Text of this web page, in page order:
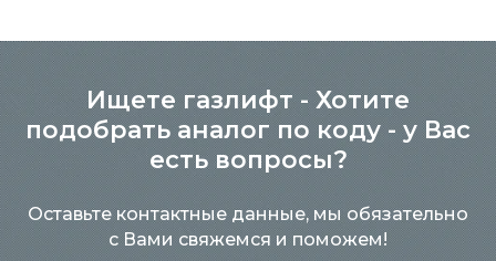
Ищете газлифт - Хотите
подобрать аналог по коду - у Вас
есть вопросы?
Оставьте контактные данные, мы обязательно
с Вами свяжемся и поможем!